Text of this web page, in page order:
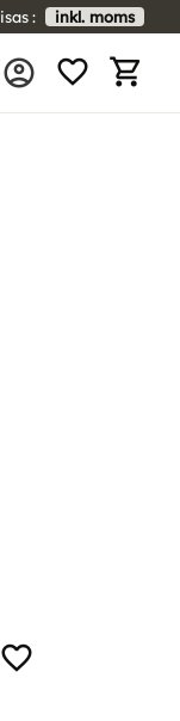
inkl. moms
Lägg till i favoriter